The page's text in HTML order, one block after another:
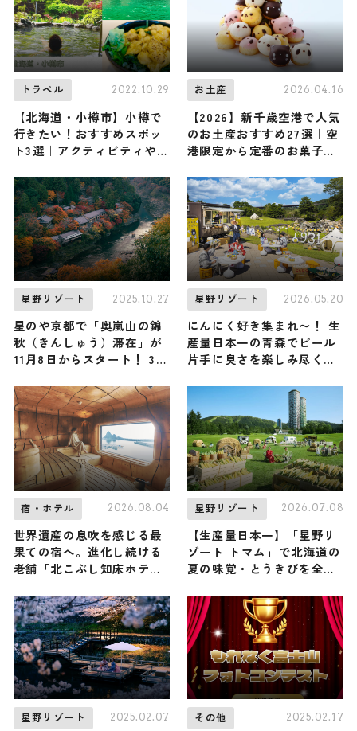
トラベル 2022.10.29
【北海道・小樽市】小樽で
行きたい！おすすめスポッ
ト3選｜アクティビティやグ
お土産 2026.04.16
【2026】新千歳空港で人気
のお土産おすすめ27選｜空
港限定から定番のお菓子や
き用まで幅広く紹介
星野リゾート 2025.10.27
星のや京都で「奥嵐山の錦
秋（きんしゅう）滞在」が
11月8日からスタート！ 3つ
都を堪能する贅沢な旅
星野リゾート 2026.05.20
にんにく好き集まれ〜！ 生
産量日本一の青森でビール
片手に臭さを楽しみ尽くす
931』が今年も開催 / 青森
屋 by 星野リゾート
宿・ホテル 2026.08.04
世界遺産の息吹を感じる最
果ての宿へ。進化し続ける
老舗「北こぶし知床ホテル
体が解き放たれる大人の旅
星野リゾート 2026.07.08
【生産量日本一】「星野リ
ゾート トマム」で北海道の
夏の味覚・とうきびを全力
deとうきびフェス』が初開
催！ 限定グルメ、フォトス
ポットなどが登場します ♪
8月31日まで
星野リゾート 2025.02.07 その他 2025.02.17